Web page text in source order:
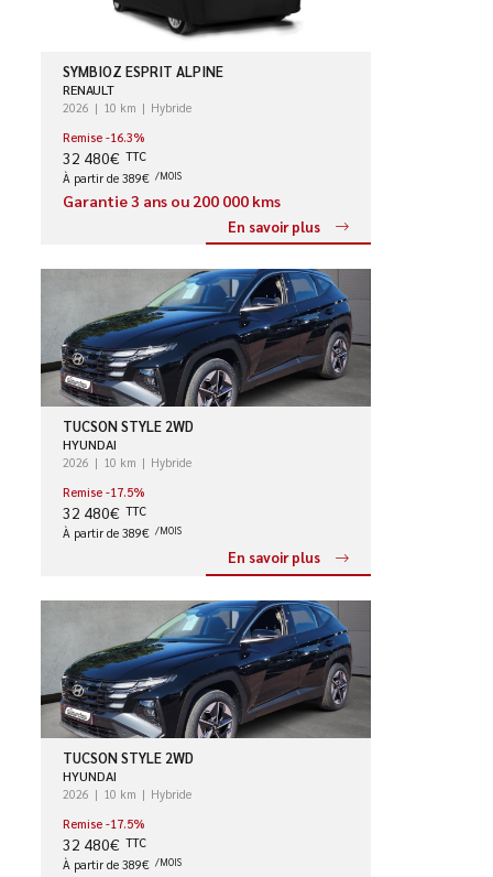
SYMBIOZ ESPRIT ALPINE
RENAULT
2026 10 km
Hybride
Remise -16.3%
32 480€ TTC
À partir de 389€ /MOIS
Garantie 3 ans ou 200 000 kms
En savoir plus
TUCSON STYLE 2WD
HYUNDAI
2026 10 km
Hybride
Remise -17.5%
32 480€ TTC
À partir de 389€ /MOIS
En savoir plus
TUCSON STYLE 2WD
HYUNDAI
2026 10 km
Hybride
Remise -17.5%
32 480€ TTC
À partir de 389€ /MOIS